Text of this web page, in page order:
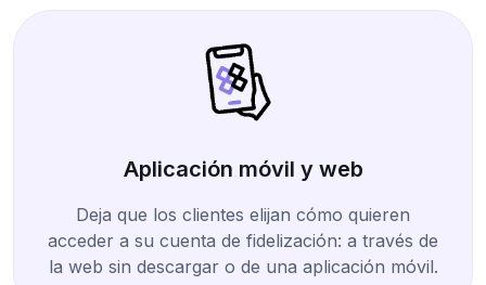
Aplicación móvil y web
Deja que los clientes elijan cómo quieren
acceder a su cuenta de fidelización: a través de
la web sin descargar o de una aplicación móvil.